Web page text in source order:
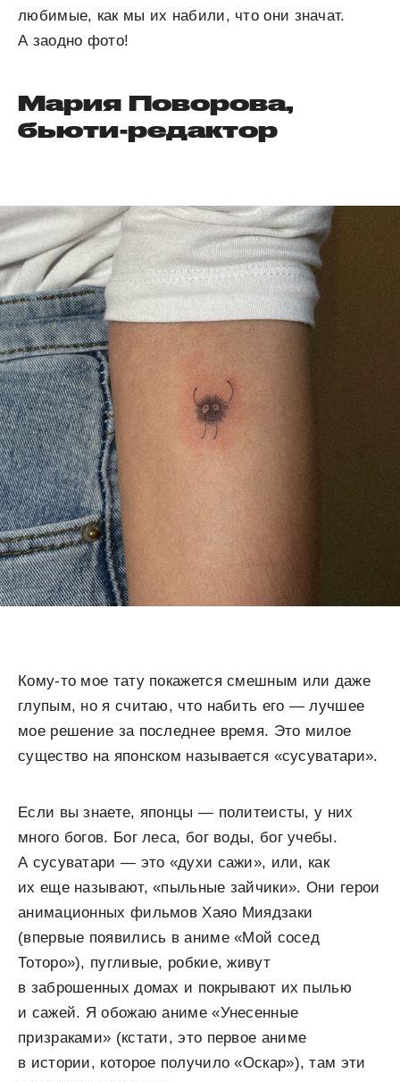
любимые, как мы их набили, что они значат.
А заодно фото!
Мария Поворова,
бьюти-редактор
Кому-то мое тату покажется смешным или даже
глупым, но я считаю, что набить его — лучшее
мое решение за последнее время. Это милое
существо на японском называется «сусуватари».
Если вы знаете, японцы — политеисты, у них
много богов. Бог леса, бог воды, бог учебы.
А сусуватари — это «духи сажи», или, как
их еще называют, «пыльные зайчики». Они герои
анимационных фильмов Хаяо Миядзаки
(впервые появились в аниме «Мой сосед
Тоторо»), пугливые, робкие, живут
в заброшенных домах и покрывают их пылью
и сажей. Я обожаю аниме «Унесенные
призраками» (кстати, это первое аниме
в истории, которое получило «Оскар»), там эти